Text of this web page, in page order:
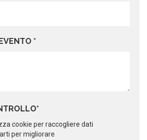
*
cookie per raccogliere dati
per migliorare